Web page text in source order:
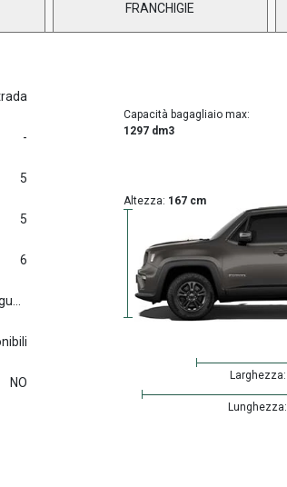
FRANCHIGIE
-
5
5
6
NO
Capacità bagagliaio max:
1297 dm3
Altezza: 167 cm
Larghezza:
Lunghezza: